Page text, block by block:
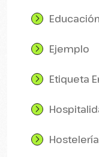
Educación
Ejemplo
Etiqueta
Hostelería